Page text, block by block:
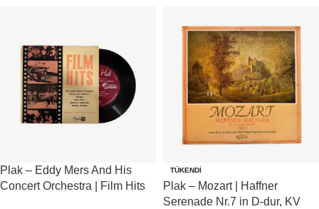
Plak – Eddy Mers And His
Concert Orchestra | Film Hits
TÜKENDI
Plak – Mozart | Haffner
Serenade Nr.7 in D-dur, KV